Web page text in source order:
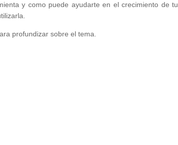
y como puede ayudarte en el crecimiento de tu
profundizar sobre el tema.